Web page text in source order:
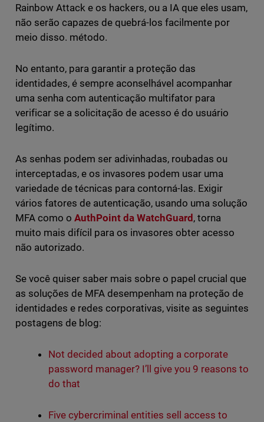
Rainbow Attack e os hackers, ou a IA que eles usam,
não serão capazes de quebrá-los facilmente por
meio disso. método.
No entanto, para garantir a proteção das
identidades, é sempre aconselhável acompanhar
uma senha com autenticação multifator para
verificar se a solicitação de acesso é do usuário
legítimo.
As senhas podem ser adivinhadas, roubadas ou
interceptadas, e os invasores podem usar uma
variedade de técnicas para contorná-las. Exigir
vários fatores de autenticação, usando uma solução
MFA como o AuthPoint da WatchGuard , torna
muito mais difícil para os invasores obter acesso
não autorizado.
Se você quiser saber mais sobre o papel crucial que
as soluções de MFA desempenham na proteção de
identidades e redes corporativas, visite as seguintes
postagens de blog:
Not decided about adopting a corporate
password manager? I’ll give you 9 reasons to
do that
Five cybercriminal entities sell access to